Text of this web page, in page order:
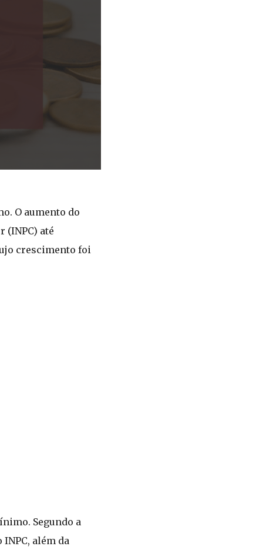
O aumento do
até
crescimento foi
Segundo a
além da